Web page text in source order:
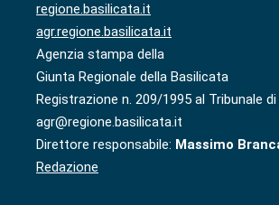
regione.basilicata.it
agr.regione.basilicata.it
Agenzia stampa della
Giunta Regionale della Basilicata
Registrazione n. 209/1995 al Tribunale
agr@regione.basilicata.it
Direttore responsabile: Massimo
Redazione